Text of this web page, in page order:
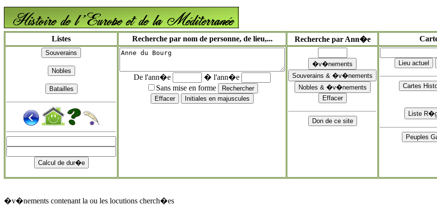
Listes Recherche par nom de personne, de lieu,... Recherche par Ann�e
De l'ann�e
� l'ann�e
Sans mise en forme
�v�nements contenant la ou les locutions cherch�es